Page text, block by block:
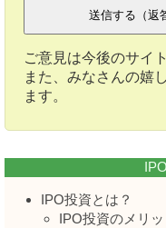
ご意見は今後のサイ
また、みなさんの嬉
ます。
IPO投資とは？
IPO投資のメリッ